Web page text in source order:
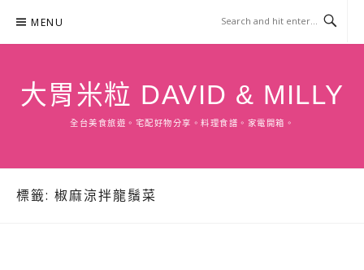
content
MENU
大胃米粒 DAVID & MILLY
全台美食旅遊。宅配好物分享。料理食譜。家電開箱。
標籤: 椒麻涼拌龍鬚菜